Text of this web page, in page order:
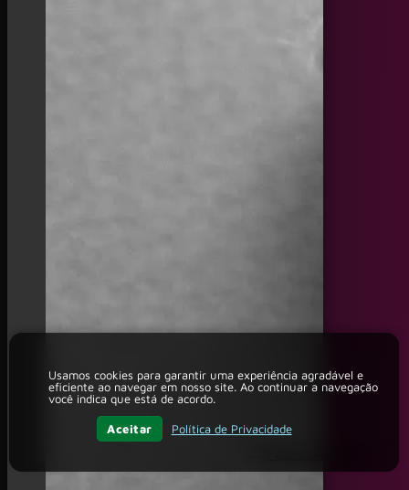
Usamos cookies para garantir uma experiência agradável e
eficiente ao navegar em nosso site. Ao continuar a navegação
você indica que está de acordo.
Aceitar Política de Privacidade